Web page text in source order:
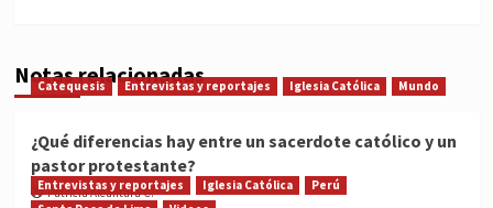
Notas relacionadas
Catequesis Entrevistas y reportajes Iglesia Católica Mundo
¿Qué diferencias hay entre un sacerdote católico y un
pastor protestante?
Patricia Alcántara C.
Entrevistas y reportajes Iglesia Católica
Perú